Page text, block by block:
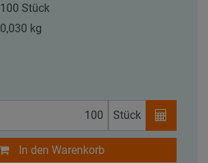
100 Stück
0,030 kg
Stück
In den Warenkorb